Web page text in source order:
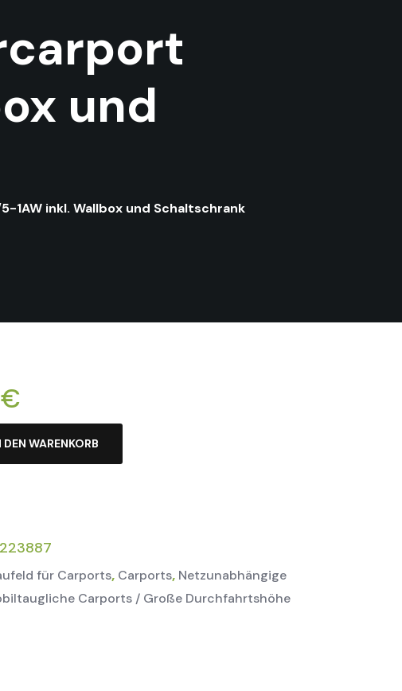
und
1AW inkl. Wallbox und Schaltschrank
€
DEN WARENKORB
223887
für Carports, Carports, Netzunabhängige
Carports / Große Durchfahrtshöhe